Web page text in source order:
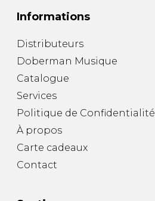
Informations
Distributeurs
Doberman Musique
Catalogue
Services
Politique de Confidentialité
À propos
Carte cadeaux
Contact